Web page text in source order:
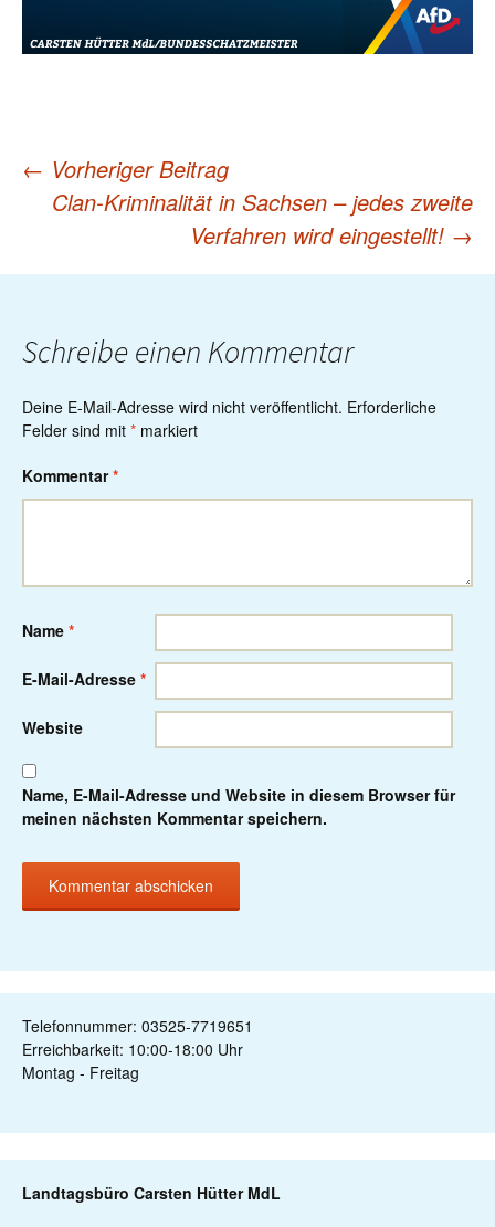
Post
navigation
← Vorheriger Beitrag
Clan-Kriminalität in Sachsen – jedes zweite
Verfahren wird eingestellt! →
Schreibe einen Kommentar
Deine E-Mail-Adresse wird nicht veröffentlicht. Erforderliche
Felder sind mit * markiert
Kommentar*
Name *
E-Mail-Adresse *
Website
Name, E-Mail-Adresse und Website in diesem Browser für
meinen nächsten Kommentar speichern.
Telefonnummer: 03525-7719651
Erreichbarkeit: 10:00-18:00 Uhr
Montag - Freitag
Landtagsbüro Carsten Hütter MdL